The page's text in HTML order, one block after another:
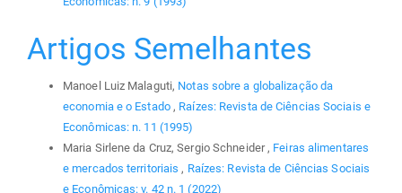
Artigos Semelhantes
Manoel Luiz Malaguti, Notas sobre a globalização da
economia e o Estado , Raízes: Revista de Ciências Sociais e
Econômicas: n. 11 (1995)
Maria Sirlene da Cruz, Sergio Schneider , Feiras alimentares
e mercados territoriais, Raízes: Revista de Ciências Sociais
e Econômicas: v. 42 n. 1 (2022)